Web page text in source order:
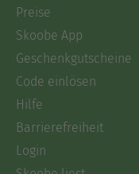
Preise
Skoobe App
Geschenkgutscheine
Code einlösen
Hilfe
Barrierefreiheit
Login